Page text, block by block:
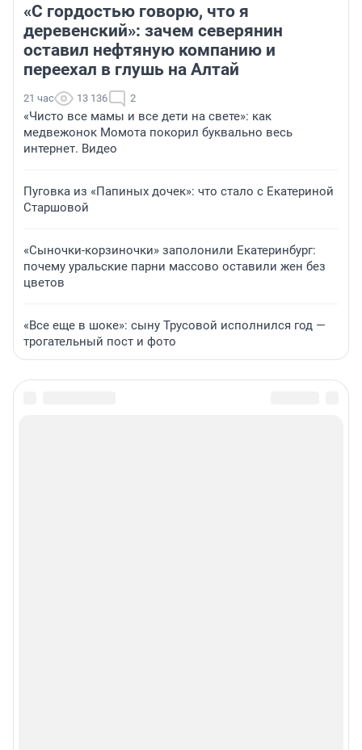
«С гордостью говорю, что я
деревенский»: зачем северянин
оставил нефтяную компанию и
переехал в глушь на Алтай
21 час 13 136 2
«Чисто все мамы и все дети на свете»: как
медвежонок Момота покорил буквально весь
интернет. Видео
Пуговка из «Папиных дочек»: что стало с Екатериной
Старшовой
«Сыночки-корзиночки» заполонили Екатеринбург:
почему уральские парни массово оставили жен без
цветов
«Все еще в шоке»: сыну Трусовой исполнился год —
трогательный пост и фото